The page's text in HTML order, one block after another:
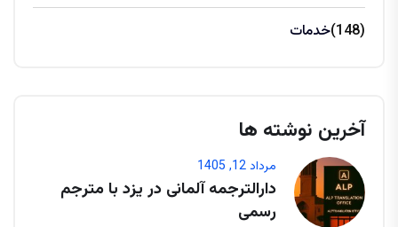
خدمات (148)
آخرین نوشته ها
مرداد 12, 1405
دارالترجمه آلمانی در یزد با مترجم
رسمی